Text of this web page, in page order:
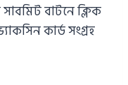
বাটনে ক্লিক
কার্ড সংগ্রহ